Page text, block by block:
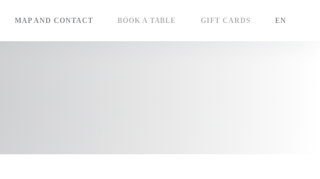
MAP AND CONTACT BOOK A TABLE GIFT CARDS EN